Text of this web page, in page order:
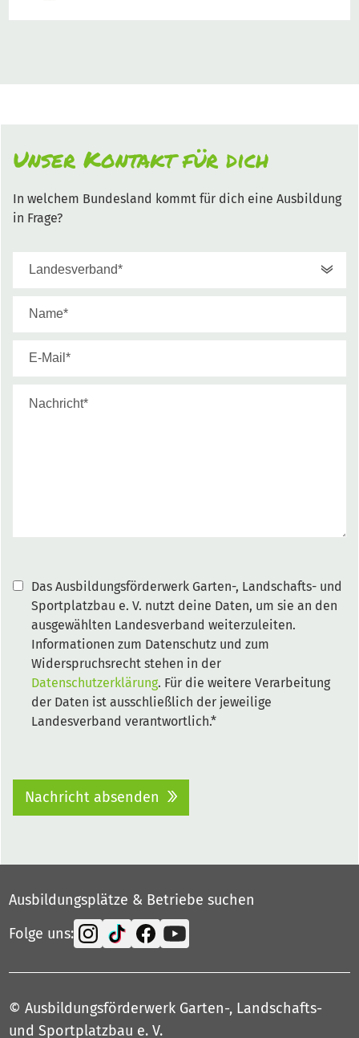
Unser Kontakt für dich
In welchem Bundesland kommt für dich eine Ausbildung
in Frage?
Das Ausbildungsförderwerk Garten-, Landschafts- und
Sportplatzbau e. V. nutzt deine Daten, um sie an den
ausgewählten Landesverband weiterzuleiten.
Informationen zum Datenschutz und zum
Widerspruchsrecht stehen in der
Datenschutzerklärung. Für die weitere Verarbeitung
der Daten ist ausschließlich der jeweilige
Landesverband verantwortlich.*
Nachricht absenden
Ausbildungsplätze & Betriebe suchen
Folge uns:
© Ausbildungsförderwerk Garten-, Landschafts-
und Sportplatzbau e. V.